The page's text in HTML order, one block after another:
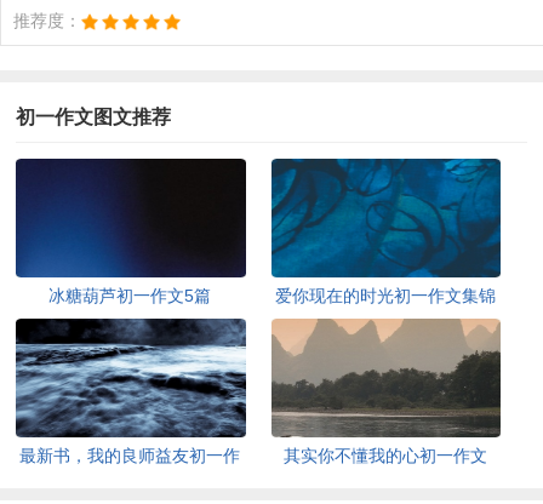
推荐度：
初一作文图文推荐
冰糖葫芦初一作文5篇 爱你现在的时光初一作文集锦
最新书，我的良师益友初一作
其实你不懂我的心初一作文